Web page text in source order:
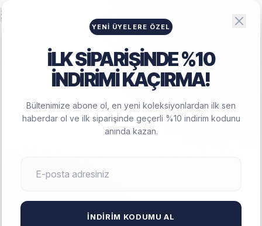
HAMILE GIYIM
KADIN GIYIM
FILTRELE SIRALA
YENI ÜYELERE ÖZEL
İLK SİPARİŞİNDE %10
İNDİRİMİ KAÇIRMA!
Bültenimize abone ol, en yeni koleksiyonlardan ilk sen
haberdar ol ve ilk siparişinde geçerli %10 indirim kodunu
anında kazan.
İNDIRIM KODUMU AL